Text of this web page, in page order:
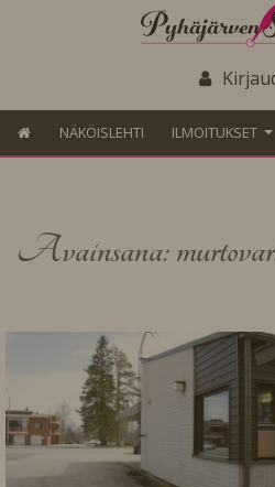
NÄKÖISLEHTI ILMOITUKSET
Avainsana: